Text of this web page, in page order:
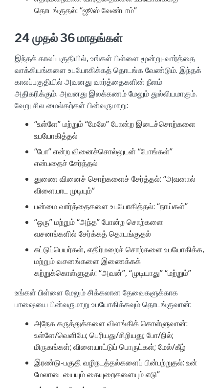
தொடங்குதல்: “ஜூஸ் வேண்டாம்”
24 முதல் 36 மாதங்கள்
இந்தக் காலப்பகுதியில், உங்கள் பிள்ளை மூன்று-வார்த்தை
வாக்கியங்களை உபயோகிக்கத் தொடங்க வேண்டும். இந்தக்
காலப்பகுதியில் அவனது வார்த்தைகளின் நீளம்
அதிகரிக்கும். அவனது இலக்கணம் மேலும் துல்லியமாகும்.
வேறு சில மைல்கற்கள் பின்வருமாறு:
“உள்ளே” மற்றும் “மேலே” போன்ற இடைச்சொற்களை
உபயோகித்தல்
“போ” என்ற வினைச்சொல்லுடன் “போங்கள்”
என்பதைச் சேர்த்தல்
துணை வினைச் சொற்களைச் சேர்த்தல்: “அவனால்
விளையாட முடியும்”
பன்மை வார்த்தைகளை உபயோகித்தல்: “நாய்கள்”
“ஒரு” மற்றும் “அந்த” போன்ற சொற்களை
வசனங்களில் சேர்க்கத் தொடங்குதல்
சுட்டுப்பெயர்கள், எதிர்மறைச் சொற்களை உபயோகிக்க,
மற்றும் வசனங்களை இணைக்கக்
கற்றுக்கொள்ளுதல்: “அவன்”, “முடியாது” “மற்றும்”
உங்கள் பிள்ளை மேலும் சிக்கலான தேவைகளுக்காக
பாஷையை பின்வருமாறு உபயோகிக்கவும் தொடங்குவான்:
அநேக கருத்துக்களை விளங்கிக் கொள்ளுவான்:
உள்ளே/வெளியே; பெரியது/சிறியது; போ/நில்;
மிருகங்கள்; விளையாட்டுப் பொருட்கள்; மேல்/கீழ்
இரண்டு-பகுதி வழிநடத்தல்களைப் பின்பற்றுதல்: உன்
மேலாடையையும் கையுறைகளையும் எடு”